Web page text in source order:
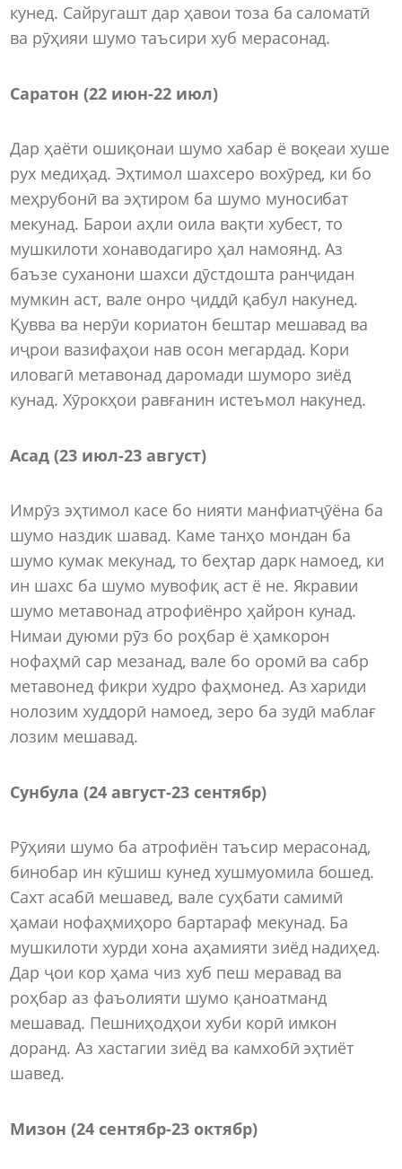
кунед. Сайругашт дар ҳавои тоза ба саломатӣ
ва рӯҳияи шумо таъсири хуб мерасонад.
Саратон (22 июн-22 июл)
Дар ҳаёти ошиқонаи шумо хабар ё воқеаи хуше
рух медиҳад. Эҳтимол шахсеро вохӯред, ки бо
меҳрубонӣ ва эҳтиром ба шумо муносибат
мекунад. Барои аҳли оила вақти хубест, то
мушкилоти хонаводагиро ҳал намоянд. Аз
баъзе суханони шахси дӯстдошта ранҷидан
мумкин аст, вале онро ҷиддӣ қабул накунед.
Қувва ва нерӯи кориатон бештар мешавад ва
иҷрои вазифаҳои нав осон мегардад. Кори
иловагӣ метавонад даромади шуморо зиёд
кунад. Хӯрокҳои равғанин истеъмол накунед.
Асад (23 июл-23 август)
Имрӯз эҳтимол касе бо нияти манфиатҷӯёна ба
шумо наздик шавад. Каме танҳо мондан ба
шумо кумак мекунад, то беҳтар дарк намоед, ки
ин шахс ба шумо мувофиқ аст ё не. Якравии
шумо метавонад атрофиёнро ҳайрон кунад.
Нимаи дуюми рӯз бо роҳбар ё ҳамкорон
нофаҳмӣ сар мезанад, вале бо оромӣ ва сабр
метавонед фикри худро фаҳмонед. Аз хариди
нолозим худдорӣ намоед, зеро ба зудӣ маблағ
лозим мешавад.
Сунбула (24 август-23 сентябр)
Рӯҳияи шумо ба атрофиён таъсир мерасонад,
бинобар ин кӯшиш кунед хушмуомила бошед.
Сахт асабӣ мешавед, вале суҳбати самимӣ
ҳамаи нофаҳмиҳоро бартараф мекунад. Ба
мушкилоти хурди хона аҳамияти зиёд надиҳед.
Дар ҷои кор ҳама чиз хуб пеш меравад ва
роҳбар аз фаъолияти шумо қаноатманд
мешавад. Пешниҳодҳои хуби корӣ имкон
доранд. Аз хастагии зиёд ва камхобӣ эҳтиёт
шавед.
Мизон (24 сентябр-23 октябр)